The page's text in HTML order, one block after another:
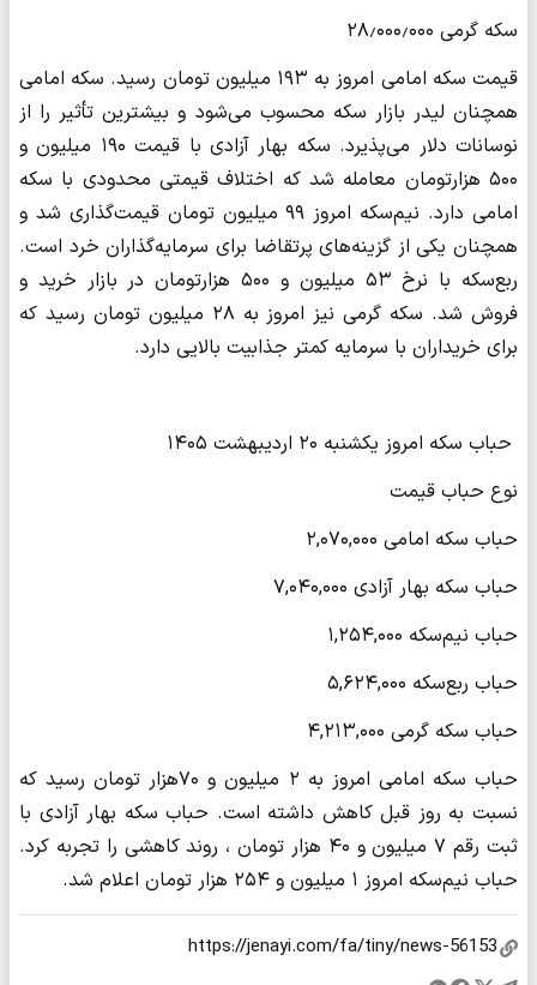
سکه گرمی ۲۸٫۰۰۰٫۰۰۰
قیمت سکه امامی امروز به ۱۹۳ میلیون تومان رسید. سکه امامی
همچنان لیدر بازار سکه محسوب می‌شود و بیشترین تأثیر را از
نوسانات دلار می‌پذیرد. سکه بهار آزادی با قیمت ۱۹۰ میلیون و
۵۰۰ هزارتومان معامله شد که اختلاف قیمتی محدودی با سکه
امامی دارد. نیم‌سکه امروز ۹۹ میلیون تومان قیمت‌گذاری شد و
همچنان یکی از گزینه‌های پرتقاضا برای سرمایه‌گذاران خرد است.
ربع‌سکه با نرخ ۵۳ میلیون و ۵۰۰ هزارتومان در بازار خرید و
فروش شد. سکه گرمی نیز امروز به ۲۸ میلیون تومان رسید که
برای خریداران با سرمایه کمتر جذابیت بالایی دارد.
حباب سکه امروز یکشنبه ۲۰ اردیبهشت ۱۴۰۵
نوع حباب قیمت
حباب سکه امامی ۲,۰۷۰,۰۰۰
حباب سکه بهار آزادی ۷,۰۴۰,۰۰۰
حباب نیم‌سکه ۱,۲۵۴,۰۰۰
حباب ربع‌سکه ۵,۶۲۴,۰۰۰
حباب سکه گرمی ۴,۲۱۳,۰۰۰
حباب سکه امامی امروز به ۲ میلیون و ۷۰هزار تومان رسید که
نسبت به روز قبل کاهش داشته است. حباب سکه بهار آزادی با
ثبت رقم ۷ میلیون و ۴۰ هزار تومان ، روند کاهشی را تجربه کرد.
حباب نیم‌سکه امروز ۱ میلیون و ۲۵۴ هزار تومان اعلام شد.